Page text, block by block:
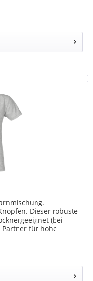
Dieser robuste
(bei
Partner für hohe